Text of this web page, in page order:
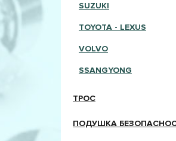
SUZUKI
TOYOTA - LEXUS
VOLVO
SSANGYONG
ТРОС
ПОДУШКА